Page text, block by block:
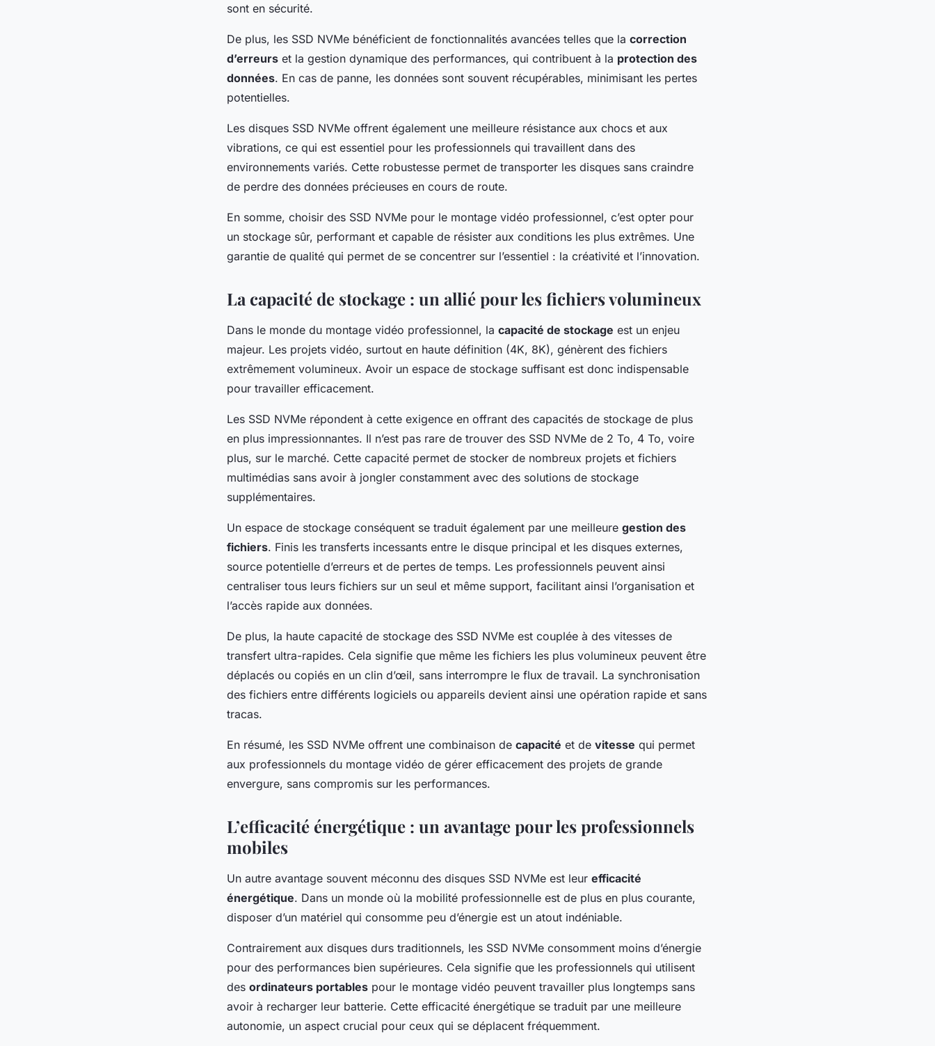
sont en sécurité.
De plus, les SSD NVMe bénéficient de fonctionnalités avancées telles que la correction
d’erreurs et la gestion dynamique des performances, qui contribuent à la protection des
données. En cas de panne, les données sont souvent récupérables, minimisant les pertes
potentielles.
Les disques SSD NVMe offrent également une meilleure résistance aux chocs et aux
vibrations, ce qui est essentiel pour les professionnels qui travaillent dans des
environnements variés. Cette robustesse permet de transporter les disques sans craindre
de perdre des données précieuses en cours de route.
En somme, choisir des SSD NVMe pour le montage vidéo professionnel, c’est opter pour
un stockage sûr, performant et capable de résister aux conditions les plus extrêmes. Une
garantie de qualité qui permet de se concentrer sur l’essentiel : la créativité et l’innovation.
La capacité de stockage : un allié pour les fichiers volumineux
Dans le monde du montage vidéo professionnel, la capacité de stockage est un enjeu
majeur. Les projets vidéo, surtout en haute définition (4K, 8K), génèrent des fichiers
extrêmement volumineux. Avoir un espace de stockage suffisant est donc indispensable
pour travailler efficacement.
Les SSD NVMe répondent à cette exigence en offrant des capacités de stockage de plus
en plus impressionnantes. Il n’est pas rare de trouver des SSD NVMe de 2 To, 4 To, voire
plus, sur le marché. Cette capacité permet de stocker de nombreux projets et fichiers
multimédias sans avoir à jongler constamment avec des solutions de stockage
supplémentaires.
Un espace de stockage conséquent se traduit également par une meilleure gestion des
fichiers. Finis les transferts incessants entre le disque principal et les disques externes,
source potentielle d’erreurs et de pertes de temps. Les professionnels peuvent ainsi
centraliser tous leurs fichiers sur un seul et même support, facilitant ainsi l’organisation et
l’accès rapide aux données.
De plus, la haute capacité de stockage des SSD NVMe est couplée à des vitesses de
transfert ultra-rapides. Cela signifie que même les fichiers les plus volumineux peuvent être
déplacés ou copiés en un clin d’œil, sans interrompre le flux de travail. La synchronisation
des fichiers entre différents logiciels ou appareils devient ainsi une opération rapide et sans
tracas.
En résumé, les SSD NVMe offrent une combinaison de capacité et de vitesse qui permet
aux professionnels du montage vidéo de gérer efficacement des projets de grande
envergure, sans compromis sur les performances.
L’efficacité énergétique : un avantage pour les professionnels
mobiles
Un autre avantage souvent méconnu des disques SSD NVMe est leur efficacité
énergétique. Dans un monde où la mobilité professionnelle est de plus en plus courante,
disposer d’un matériel qui consomme peu d’énergie est un atout indéniable.
Contrairement aux disques durs traditionnels, les SSD NVMe consomment moins d’énergie
pour des performances bien supérieures. Cela signifie que les professionnels qui utilisent
des ordinateurs portables pour le montage vidéo peuvent travailler plus longtemps sans
avoir à recharger leur batterie. Cette efficacité énergétique se traduit par une meilleure
autonomie, un aspect crucial pour ceux qui se déplacent fréquemment.